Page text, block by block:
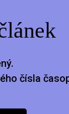
čísla